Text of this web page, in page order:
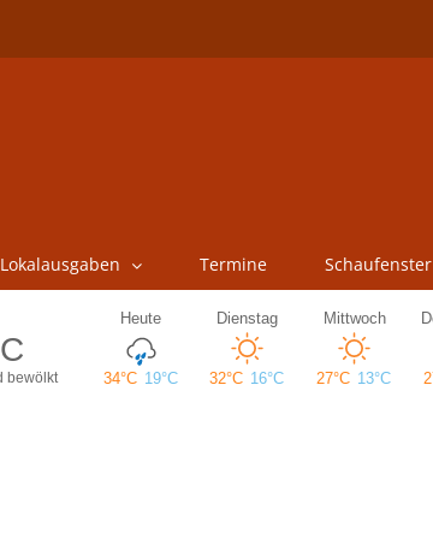
Lokalausgaben Termine Schaufenster